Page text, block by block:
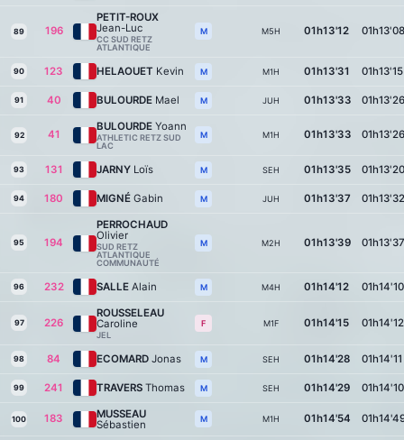
89 196
PETIT-ROUX
Jean-Luc
CC SUD RETZ
ATLANTIQUE
M M5H 01h13'12 01h13'08
90 123 HELAOUET Kevin M M1H 01h13'31 01h13'15
91 40 BULOURDE Mael M JUH 01h13'33 01h13'26
92 41
BULOURDE Yoann
ATHLETIC RETZ SUD
LAC
M M1H 01h13'33 01h13'26
93 131 JARNY Loïs M SEH 01h13'35 01h13'20
94 180 MIGNÉ Gabin M JUH 01h13'37 01h13'32
95 194
PERROCHAUD
Olivier
SUD RETZ
ATLANTIQUE
COMMUNAUTÉ
M M2H 01h13'39 01h13'37
96 232 SALLE Alain M M4H 01h14'12 01h14'10
97 226
ROUSSELEAU
Caroline
JEL
F M1F 01h14'15 01h14'12
98 84 ECOMARD Jonas M SEH 01h14'28 01h14'11
99 241 TRAVERS Thomas M SEH 01h14'29 01h14'10
100 183
MUSSEAU
Sébastien
M M1H 01h14'54